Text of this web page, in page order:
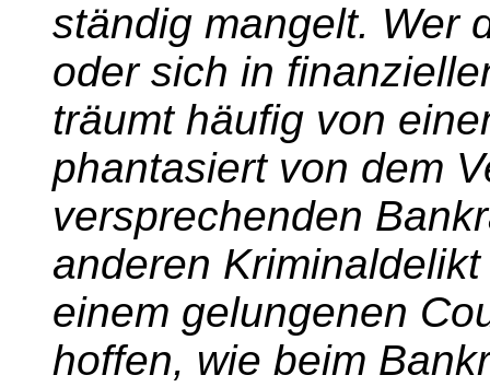
ständig mangelt. Wer
oder sich in
träumt häufig von
phantasiert von dem
versprechenden
anderen
einem gelungenen
hoffen, wie beim